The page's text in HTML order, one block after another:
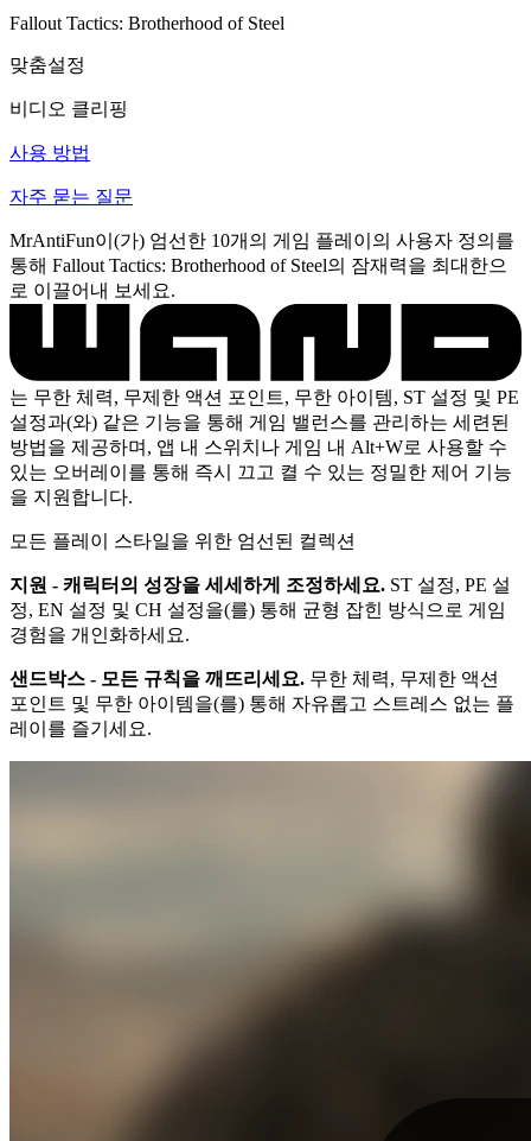
Fallout Tactics: Brotherhood of Steel
맞춤설정
비디오 클리핑
사용 방법
자주 묻는 질문
MrAntiFun이(가) 엄선한 10개의 게임 플레이의 사용자 정의를
통해 Fallout Tactics: Brotherhood of Steel의 잠재력을 최대한으
로 이끌어내 보세요.
는 무한 체력, 무제한 액션 포인트, 무한 아이템, ST 설정 및 PE
설정과(와) 같은 기능을 통해 게임 밸런스를 관리하는 세련된
방법을 제공하며, 앱 내 스위치나 게임 내 Alt+W로 사용할 수
있는 오버레이를 통해 즉시 끄고 켤 수 있는 정밀한 제어 기능
을 지원합니다.
모든 플레이 스타일을 위한 엄선된 컬렉션
지원 - 캐릭터의 성장을 세세하게 조정하세요. ST 설정, PE 설
정, EN 설정 및 CH 설정을(를) 통해 균형 잡힌 방식으로 게임
경험을 개인화하세요.
샌드박스 - 모든 규칙을 깨뜨리세요. 무한 체력, 무제한 액션
포인트 및 무한 아이템을(를) 통해 자유롭고 스트레스 없는 플
레이를 즐기세요.